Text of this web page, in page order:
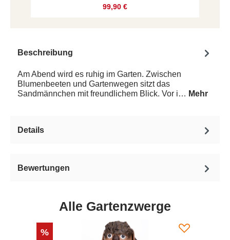
99,90 €
Beschreibung
Am Abend wird es ruhig im Garten. Zwischen
Blumenbeeten und Gartenwegen sitzt das
Sandmännchen mit freundlichem Blick. Vor i… Mehr
Details
Bewertungen
Alle Gartenzwerge
%